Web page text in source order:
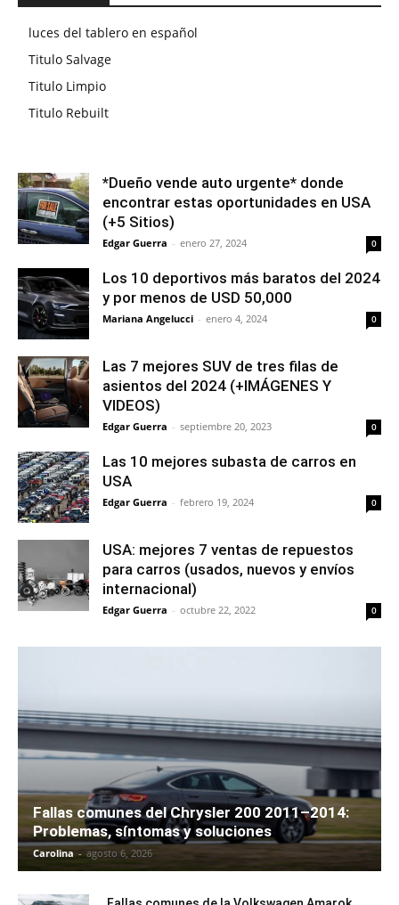
luces del tablero en español
Titulo Salvage
Titulo Limpio
Titulo Rebuilt
*Dueño vende auto urgente* donde
encontrar estas oportunidades en USA
(+5 Sitios)
Edgar Guerra - enero 27, 2024 0
Los 10 deportivos más baratos del 2024
y por menos de USD 50,000
Mariana Angelucci - enero 4, 2024 0
Las 7 mejores SUV de tres filas de
asientos del 2024 (+IMÁGENES Y
VIDEOS)
Edgar Guerra - septiembre 20, 2023 0
Las 10 mejores subasta de carros en
USA
Edgar Guerra - febrero 19, 2024 0
USA: mejores 7 ventas de repuestos
para carros (usados, nuevos y envíos
internacional)
Edgar Guerra - octubre 22, 2022 0
Fallas comunes del Chrysler 200 2011–2014:
Problemas, síntomas y soluciones
Carolina - agosto 6, 2026